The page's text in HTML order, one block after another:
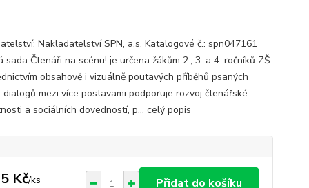
Nakladatelství SPN, a.s. Katalogové č.: spn047161
sada Čtenáři na scénu! je určena žákům 2., 3. a 4. ročníků ZŠ.
obsahově i vizuálně poutavých příběhů psaných
dialogů mezi více postavami podporuje rozvoj čtenářské
a sociálních dovedností, p... celý popis
Kč/ks Přidat do košíku